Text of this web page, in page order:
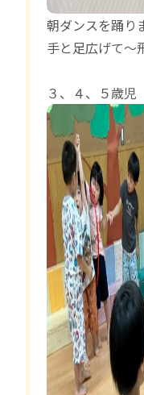
朝ダンスを踊り
手と足広げて〜
３、４、５歳児